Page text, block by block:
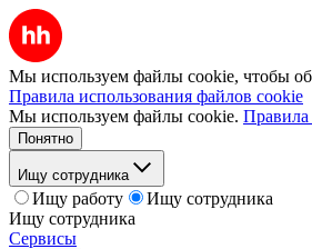
Мы используем файлы cookie, чтобы
Правила использования файлов cookie
Мы используем файлы cookie. Правила
Понятно
Ищу сотрудника
Ищу работу
Ищу сотрудника
Ищу сотрудника
Сервисы